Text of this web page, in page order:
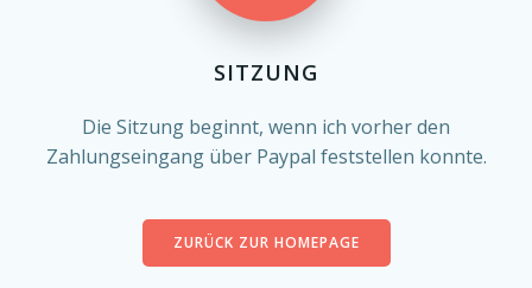
SITZUNG
Die Sitzung beginnt, wenn ich vorher den
Zahlungseingang über Paypal feststellen konnte.
ZURÜCK ZUR HOMEPAGE